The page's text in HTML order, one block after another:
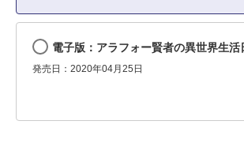
電子版：アラフォー賢者の異世界生活
発売日：2020年04月25日